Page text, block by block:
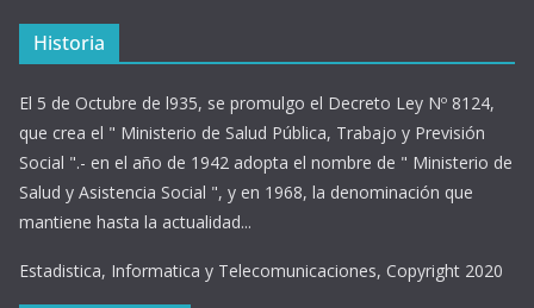
Historia
El 5 de Octubre de l935, se promulgo el Decreto Ley Nº 8124,
que crea el " Ministerio de Salud Pública, Trabajo y Previsión
Social ".- en el año de 1942 adopta el nombre de " Ministerio de
Salud y Asistencia Social ", y en 1968, la denominación que
mantiene hasta la actualidad...
Estadistica, Informatica y Telecomunicaciones, Copyright 2020